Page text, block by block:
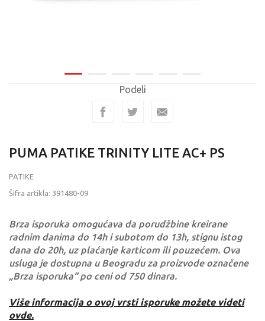
Podeli
PUMA PATIKE TRINITY LITE AC+ PS
PATIKE
Šifra artikla: 391480-09
Brza isporuka omogućava da porudžbine kreirane
radnim danima do 14h i subotom do 13h, stignu istog
dana do 20h, uz plaćanje karticom ili pouzećem. Ova
usluga je dostupna u Beogradu za proizvode označene
„Brza isporuka“ po ceni od 750 dinara.
Više informacija o ovoj vrsti isporuke možete videti
ovde.